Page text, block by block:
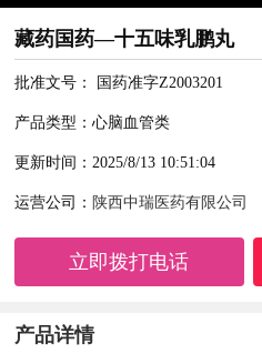
藏药国药—十五味乳鹏丸
批准文号： 国药准字Z2003201
产品类型：心脑血管类
更新时间：2025/8/13 10:51:04
运营公司： 陕西中瑞医药有限公司
立即拨打电话
产品详情